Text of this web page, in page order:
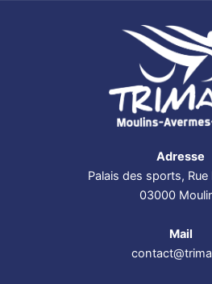
Adresse
Palais des sports, Rue
03000
Mail